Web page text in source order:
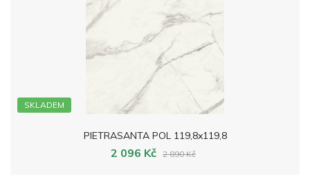
SKLADEM
PIETRASANTA POL 119,8x119,8
2 096 Kč 2 890 Kč